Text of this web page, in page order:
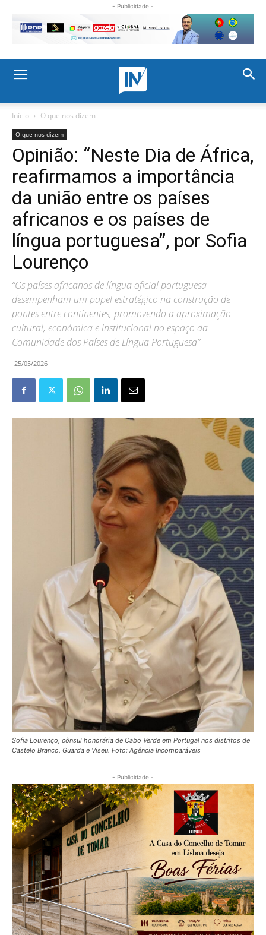
- Publicidade -
Início O que nos dizem
O que nos dizem
Opinião: “Neste Dia de África,
reafirmamos a importância
da união entre os países
africanos e os países de
língua portuguesa”, por Sofia
Lourenço
“Os países africanos de língua oficial portuguesa
desempenham um papel estratégico na construção de
pontes entre continentes, promovendo a aproximação
cultural, económica e institucional no espaço da
Comunidade dos Países de Língua Portuguesa”
25/05/2026
Sofia Lourenço, cônsul honorária de Cabo Verde em Portugal nos distritos de
Castelo Branco, Guarda e Viseu. Foto: Agência Incomparáveis
- Publicidade -